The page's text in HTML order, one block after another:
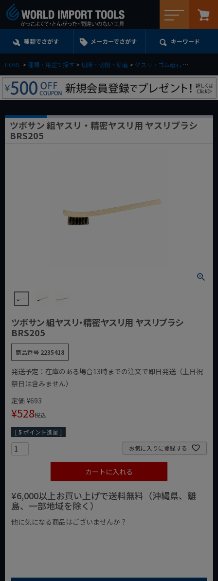
種類でさがす メーカーでさがす キーワード
HOME 種類・用途で探す 切断・切削・研磨 ヤスリ・ゴム砥石
ツボサン 組ヤスリ・精密ヤスリ用 ヤスリブラシ
BRS205
ツボサン 組ヤスリ・精密ヤスリ用 ヤスリブラシ
BRS205
商品番号 2235418
発送予定：在庫のある場合13時までの注文で即日発送（土日祝
祭日は含みません）
定価 ¥693
¥528税込
[5 ポイント進呈 ]
お気に入りに登録する
カートに入れる
¥6,000以上お買い上げで送料無料（沖縄県、離
島、一部地域を除く）
他に気になる商品はございませんか？